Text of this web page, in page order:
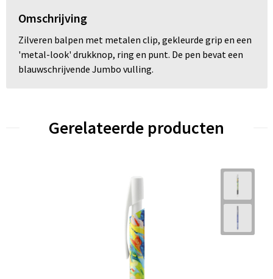
Omschrijving
Zilveren balpen met metalen clip, gekleurde grip en een
'metal-look' drukknop, ring en punt. De pen bevat een
blauwschrijvende Jumbo vulling.
Gerelateerde producten